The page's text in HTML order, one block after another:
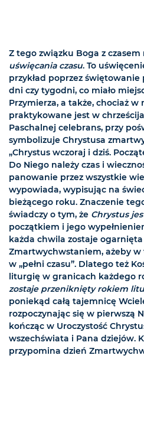
Z tego związku Boga z czasem
uświęcania czasu. To
przykład poprzez
dni czy tygodni, co miało
Przymierza, a także, chociaż w
praktykowane jest w
Paschalnej celebrans, przy
symbolizuje Chrystusa
„Chrystus wczoraj i dziś.
Do Niego należy czas i
panowanie przez wszystkie
wypowiada, wypisując na
bieżącego roku. Znaczenie
świadczy o tym, że Chrystus
początkiem i jego
każda chwila zostaje
Zmartwychwstaniem, ażeby w
w „pełni czasu”. Dlatego też
liturgię w granicach każdego
zostaje przeniknięty rokiem
poniekąd całą tajemnicę
rozpoczynając się w pierwszą
kończąc w Uroczystość
wszechświata i Pana dziejów.
przypomina dzień